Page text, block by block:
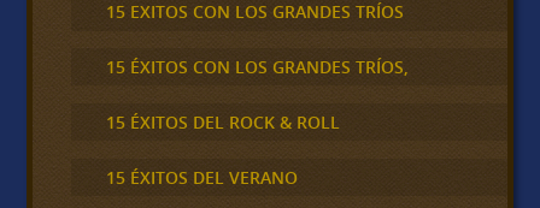
15 EXITOS CON LOS GRANDES TRÍOS
15 ÉXITOS CON LOS GRANDES TRÍOS,
15 ÉXITOS DEL ROCK & ROLL
15 ÉXITOS DEL VERANO